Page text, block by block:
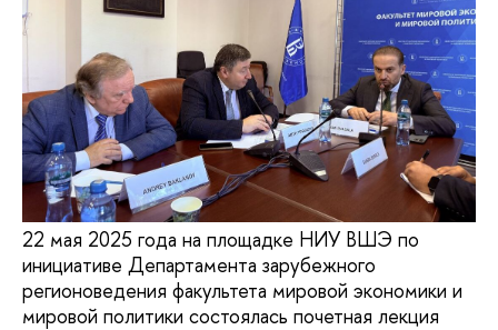
22 мая 2025 года на площадке НИУ ВШЭ по
инициативе Департамента зарубежного
регионоведения факультета мировой экономики и
мировой политики состоялась почетная лекция